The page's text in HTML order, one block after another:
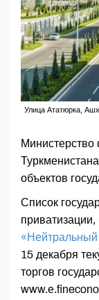
Улица Ататюрка,
Министерство
объектов
Список
приватизации,
«Нейтральный
15 декабря
торгов